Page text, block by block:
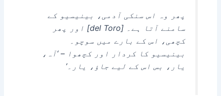
پھر وہ اس سنکی آدمی، بینیسیو کے
سامنے آتا ہے۔ [del Toro] اور پھر
کچھی، اس کے بارے میں سوچو۔
بینیسیو کا کردار اور کچھوا – ‘آہ،
یار، بس اس کے لیے جاؤ، یار۔’